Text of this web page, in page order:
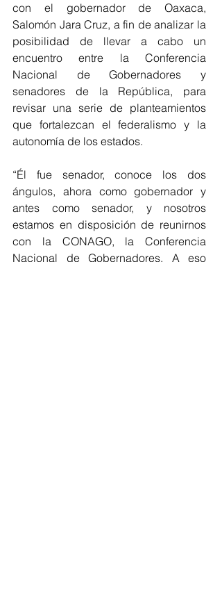
con el gobernador de Oaxaca,
Salomón Jara Cruz, a fin de analizar la
posibilidad de llevar a cabo un
encuentro entre la Conferencia
Nacional de Gobernadores y
senadores de la República, para
revisar una serie de planteamientos
que fortalezcan el federalismo y la
autonomía de los estados.
“Él fue senador, conoce los dos
ángulos, ahora como gobernador y
antes como senador, y nosotros
estamos en disposición de reunirnos
con la CONAGO, la Conferencia
Nacional de Gobernadores. A eso